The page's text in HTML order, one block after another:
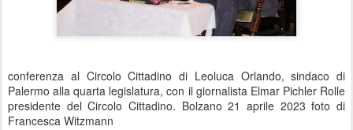
conferenza al Circolo Cittadino di Leoluca Orlando, sindaco di
Palermo alla quarta legislatura, con il giornalista Elmar Pichler Rolle
presidente del Circolo Cittadino. Bolzano 21 aprile 2023 foto di
Francesca Witzmann